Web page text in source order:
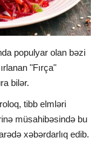
populyar olan bəzi
"Fırça"
bilər.
tibb elmləri
müsahibəsində bu
xəbərdarlıq edib.